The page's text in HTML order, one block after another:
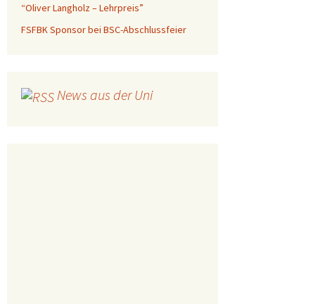
“Oliver Langholz – Lehrpreis”
FSFBK Sponsor bei BSC-Abschlussfeier
News aus der Uni